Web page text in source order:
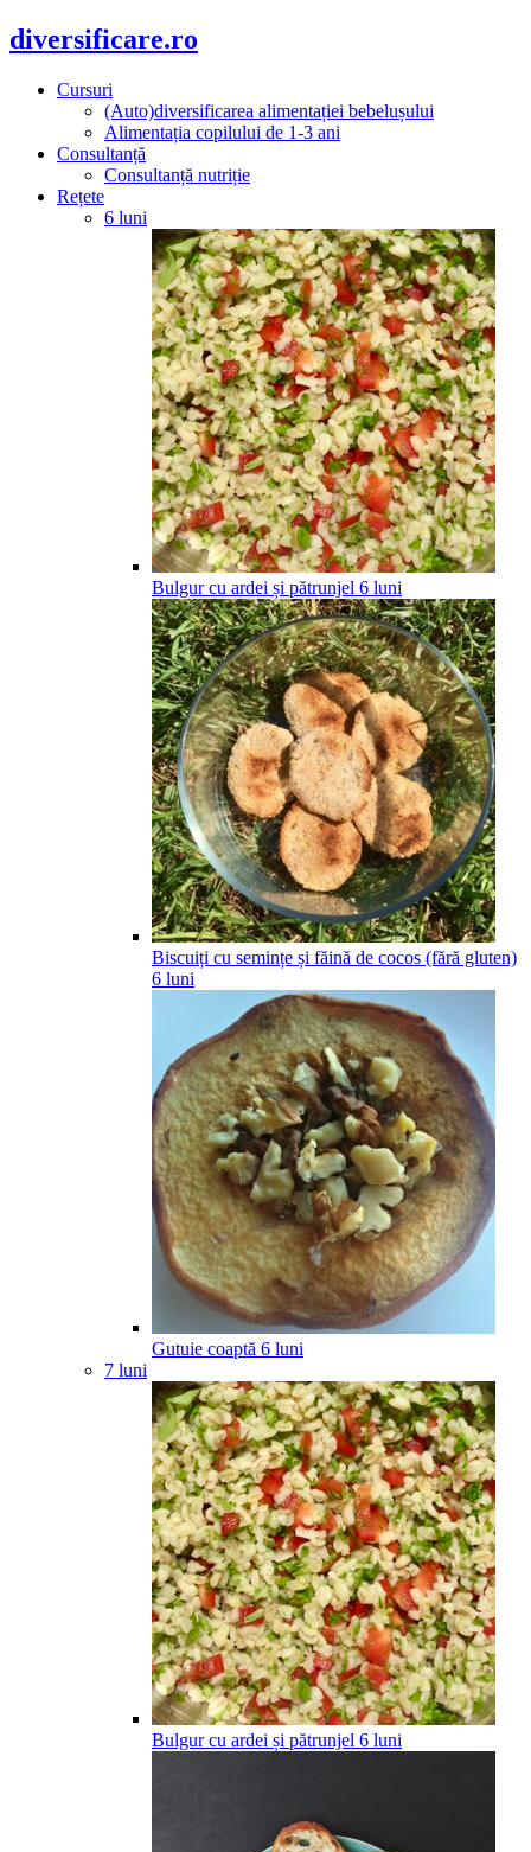
diversificare.ro
Cursuri
(Auto)diversificarea alimentației bebelușului
Alimentația copilului de 1-3 ani
Consultanță
Consultanță nutriție
Rețete
6 luni
Bulgur cu ardei și pătrunjel 6 luni
Biscuiți cu semințe și făină de cocos (fără gluten)
6 luni
Gutuie coaptă 6 luni
7 luni
Bulgur cu ardei și pătrunjel 6 luni